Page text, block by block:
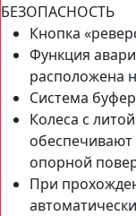
БЕЗОПАСНОСТЬ
Кнопка
Функция
расположена
Система
Колеса с
опорной
При